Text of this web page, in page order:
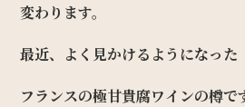
変わります。
最近、よく見かけるようになった
フランスの極甘貴腐ワインの樽で